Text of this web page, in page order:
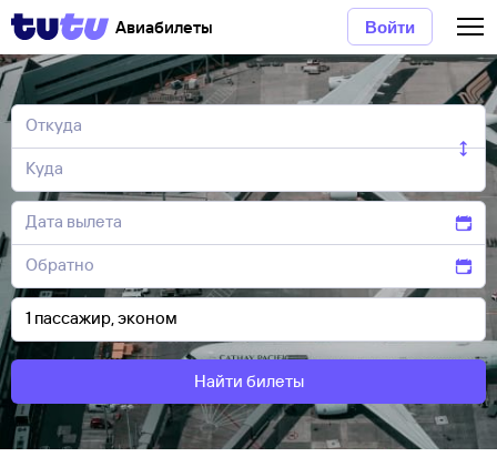
Авиабилеты Войти
Найти билеты